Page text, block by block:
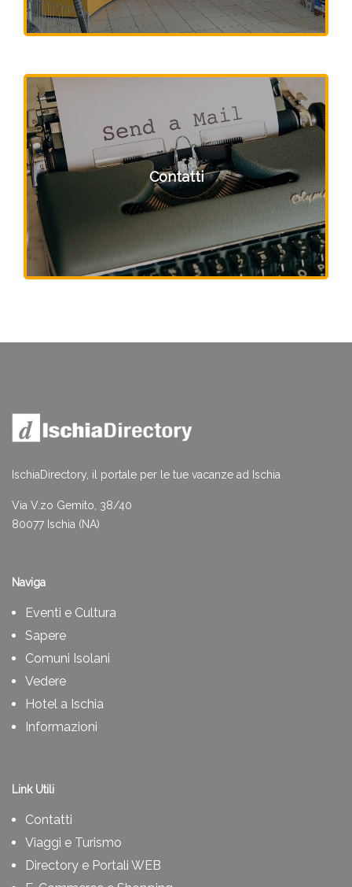
Contatti
IschiaDirectory, il portale per le tue vacanze ad Ischia
Via V.zo Gemito, 38/40
80077 Ischia (NA)
Naviga
Eventi e Cultura
Sapere
Comuni Isolani
Vedere
Hotel a Ischia
Informazioni
Link Utili
Contatti
Viaggi e Turismo
Directory e Portali WEB